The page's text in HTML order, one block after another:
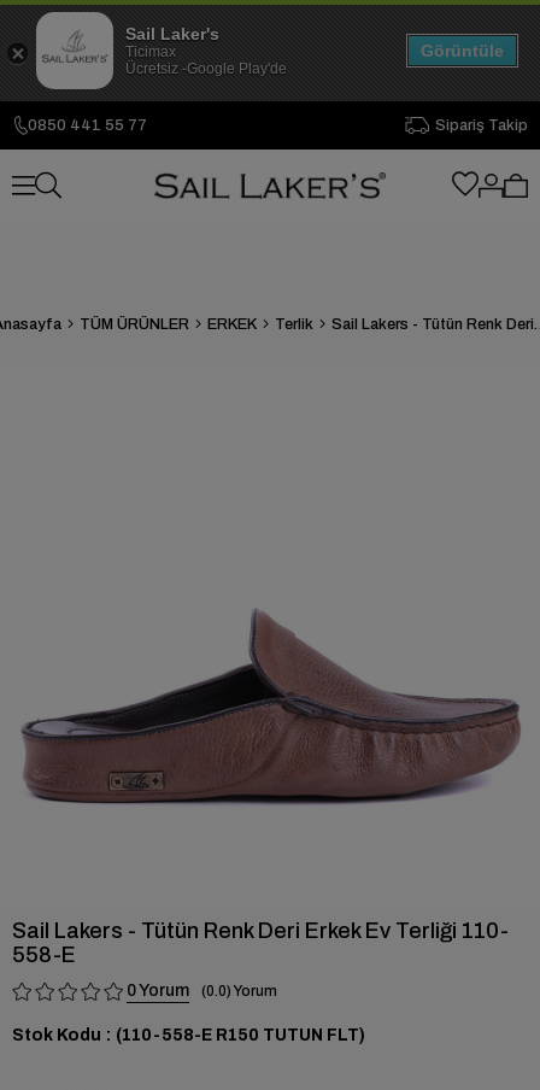
0850 441 55 77 Sipariş Takip
TÜM ÜRÜNLER ERKEK Terlik Sail Lakers -
Sail Lakers - Tütün Renk Deri Erkek Ev Terliği 110-
558-E
0 0.0
Stok Kodu (110-558-E R150 TUTUN FLT)
Sail Laker's
Ticimax
Ücretsiz -Google Play'de
Görüntüle